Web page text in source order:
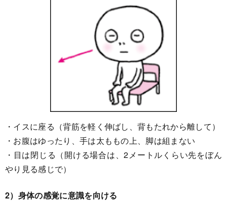
・イスに座る（背筋を軽く伸ばし、背もたれから離して）
・お腹はゆったり、手は太ももの上、脚は組まない
・目は閉じる（開ける場合は、2メートルくらい先をぼん
やり見る感じで）
2）身体の感覚に意識を向ける